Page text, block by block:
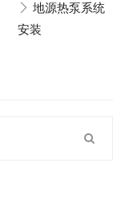
地源热泵系统
安装